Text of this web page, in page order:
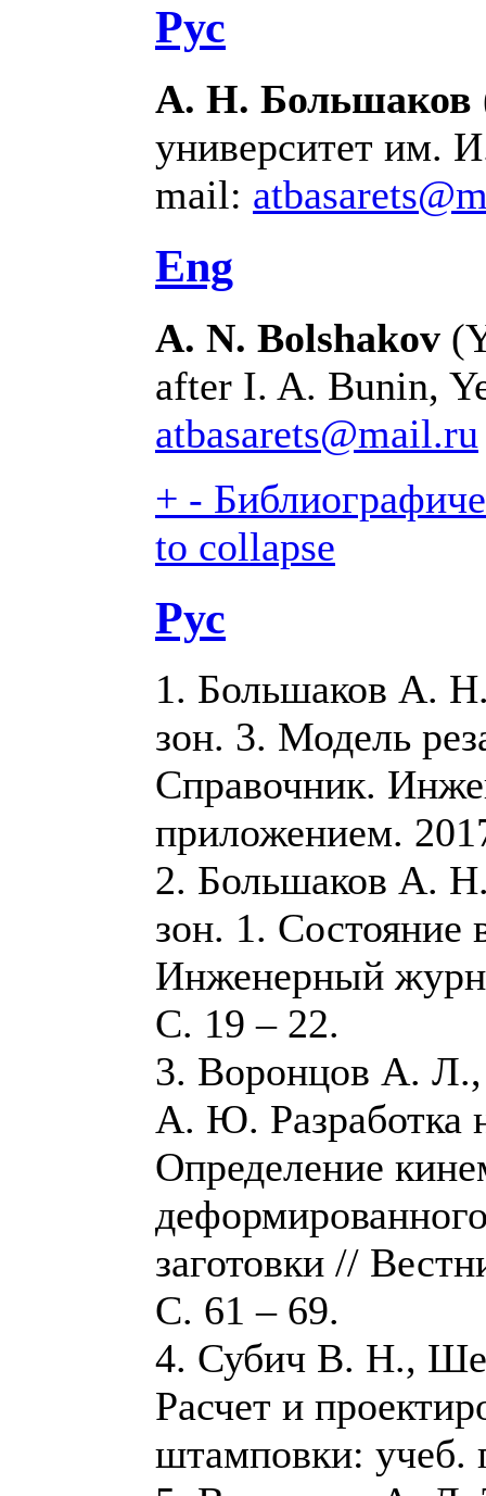
Рус
А. Н. Большаков
университет им.
mail:
Eng
А. N. Bolshakov
after I. A. Bunin,
atbasarets@mail.ru
+ -
to collapse
Рус
1. Большаков А.
зон. 3. Модель
Справочник.
приложением.
2. Большаков А.
зон. 1. Состояние
Инженерный
С. 19 – 22.
3. Воронцов А.
А. Ю. Разработка
Определение
заготовки //
С. 61 – 69.
4. Субич В. Н.,
Расчет и
штамповки: